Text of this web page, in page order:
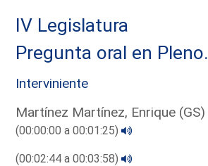
IV Legislatura
Pregunta oral en Pleno.
Interviniente
Martínez Martínez, Enrique (GS)
(00:00:00 a 00:01:25)
(00:02:44 a 00:03:58)